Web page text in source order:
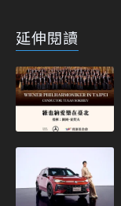
延伸閱讀